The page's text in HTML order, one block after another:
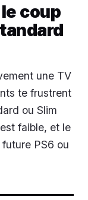
coup
une TV
te frustrent
ou Slim
faible, et le
PS6 ou